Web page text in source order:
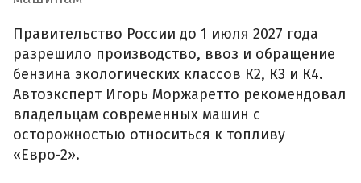
Правительство России до 1 июля 2027 года
разрешило производство, ввоз и обращение
бензина экологических классов К2, К3 и К4.
Автоэксперт Игорь Моржаретто рекомендовал
владельцам современных машин с
осторожностью относиться к топливу
«Евро-2».